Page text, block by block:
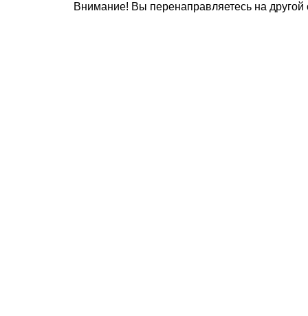
Внимание! Вы перенаправляетесь на